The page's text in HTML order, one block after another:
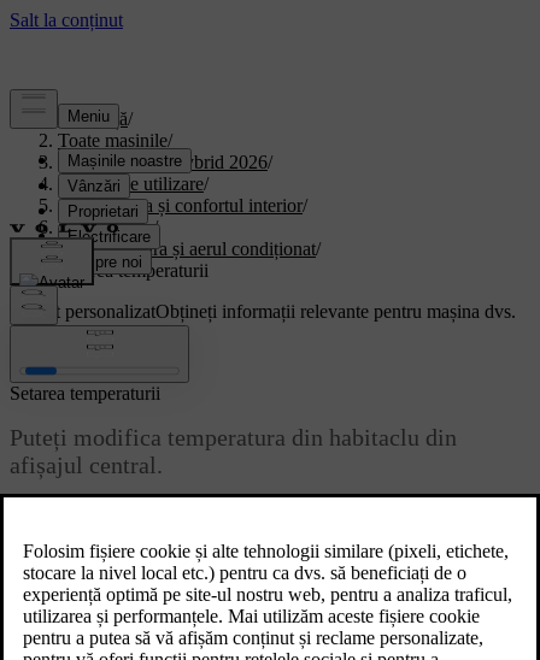
Asistență/
Toate mașinile/
XC90 Plug-in Hybrid 2026/
Manual de utilizare/
Climatizarea și confortul interior/
climatizarea./
Temperatura și aerul condiționat/
Setarea temperaturii
Suport personalizatObțineți informații relevante pentru mașina dvs.
Conectează-te
Setarea temperaturii
Puteți modifica temperatura din habitaclu din
afișajul central.
Apăsați temperatura din bara inferioară.
Utilizați simbolurile plus sau minus pentru a modifica
temperatura.